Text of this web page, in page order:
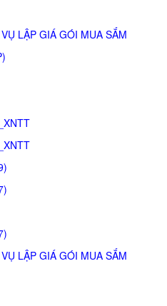
LẬP GIÁ GÓI MUA SẮM
LẬP GIÁ GÓI MUA SẮM